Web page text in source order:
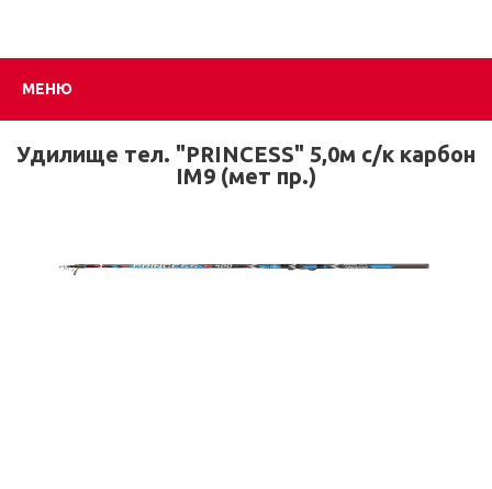
МЕНЮ
Удилище тел. "PRINCESS" 5,0м с/к карбон
IM9 (мет пр.)